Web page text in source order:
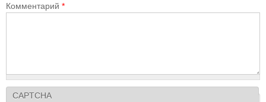
Комментарий *
CAPTCHA